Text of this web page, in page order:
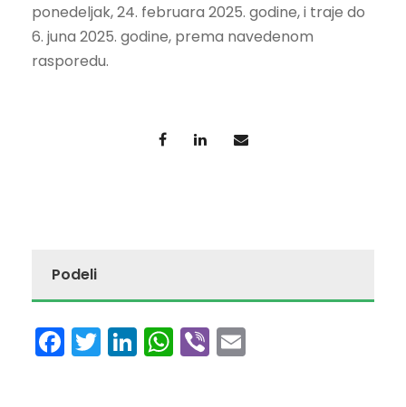
ponedeljak, 24. februara 2025. godine, i traje do
6. juna 2025. godine, prema navedenom
rasporedu.
Podeli
F
a
T
w
Li
n
W
h
Vi
b